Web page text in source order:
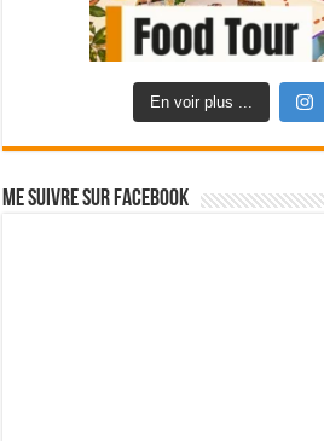
En voir plus ...
Me suivre sur Facebook